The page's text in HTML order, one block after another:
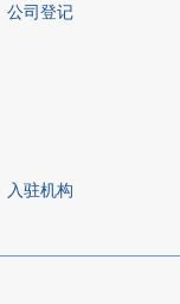
公司登记
入驻机构